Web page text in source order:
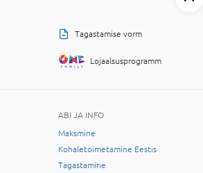
Tagastamise vorm
Lojaalsusprogramm
ABI JA INFO
Maksmine
Kohaletoimetamine Eestis
Tagastamine